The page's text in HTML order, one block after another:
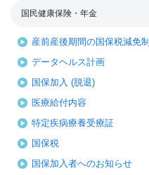
国民健康保険・年金
産前産後期間の国保税減免
データヘルス計画
国保加入 (脱退)
医療給付内容
特定疾病療養受療証
国保税
国保加入者へのお知らせ